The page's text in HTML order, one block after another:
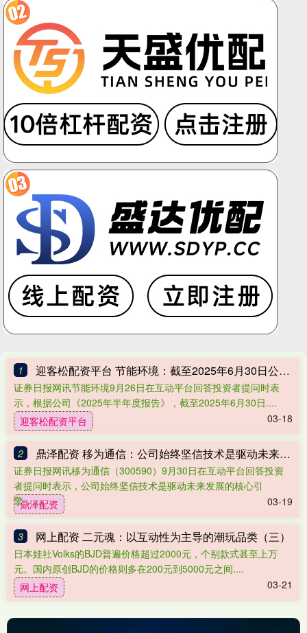
1 迎客松配资平台 节能环境：截至2025年6月30日公司普通股股东总数为22207户
证券日报网讯节能环境9月26日在互动平台回答投资者提问时表
示，根据公司《2025年半年度报告》，截至2025年6月30日....
迎客松配资平台
03-18
2 鼎泽配资 移为通信：公司始终坚信技术是驱动未来发展的核心引擎
证券日报网讯移为通信（300590）9月30日在互动平台回答投资
者提问时表示，公司始终坚信技术是驱动未来发展的核心引
擎，....
鼎泽配资 03-19
3 网上配资 二元魂：以互动性为主导的潮玩品类（三）
日本娃社Volks的BJD普遍价格超过2000元，个别款式甚至上万
元。国内原创BJD的价格则多在200元到5000元之间....
网上配资
03-21